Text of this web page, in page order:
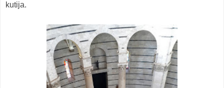
kutija.